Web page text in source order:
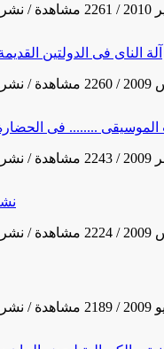
/ 2261 مشاهدة /
آلة الناى فى الدولتين
/ 2260 مشاهدة /
........ فى الحضارة
/ 2243 مشاهدة /
/ 2224 مشاهدة /
/ 2189 مشاهدة /